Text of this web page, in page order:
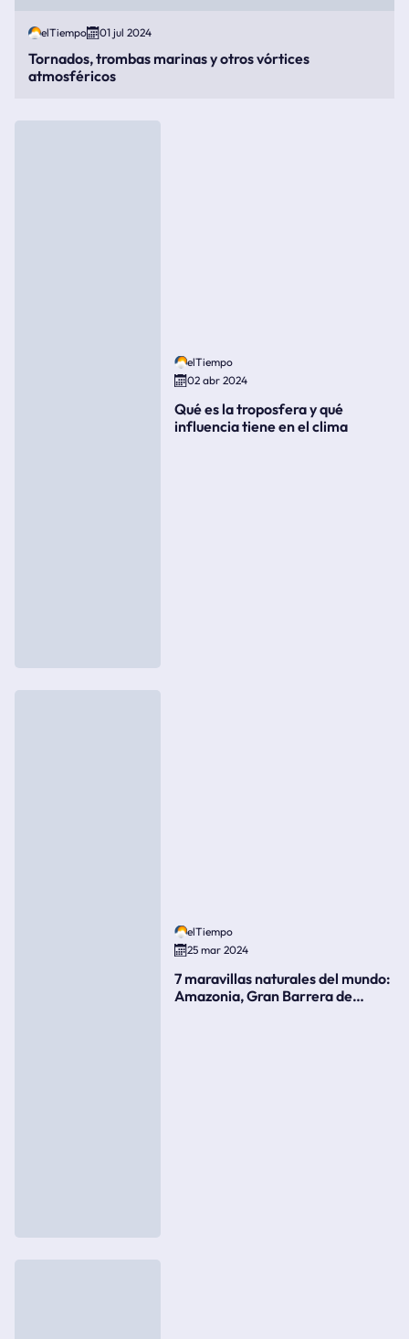
elTiempo 01 jul 2024
Tornados, trombas marinas y otros vórtices
atmosféricos
elTiempo
02 abr 2024
Qué es la troposfera y qué
influencia tiene en el clima
elTiempo
25 mar 2024
7 maravillas naturales del mundo:
Amazonia, Gran Barrera de